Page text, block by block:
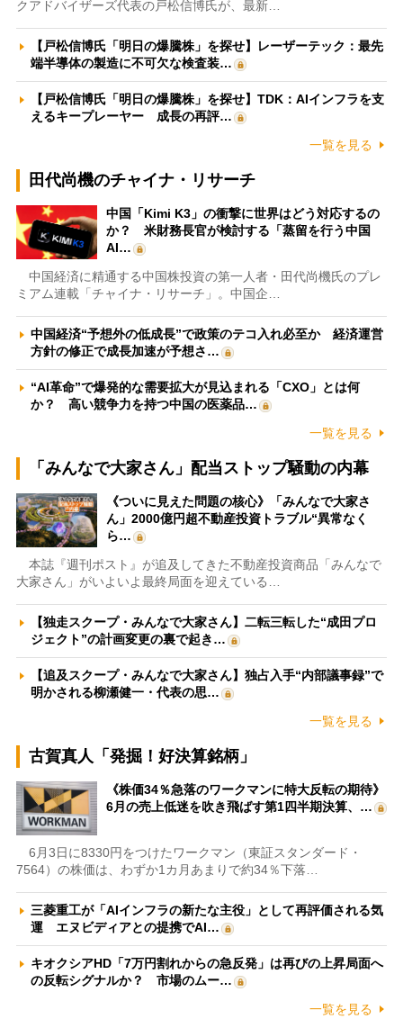
クアドバイザーズ代表の戸松信博氏が、最新…
【戸松信博氏「明日の爆騰株」を探せ】レーザーテック：最先
端半導体の製造に不可欠な検査装…
【戸松信博氏「明日の爆騰株」を探せ】TDK：AIインフラを支
えるキープレーヤー 成長の再評…
一覧を見る
田代尚機のチャイナ・リサーチ
中国「Kimi K3」の衝撃に世界はどう対応するの
か？ 米財務長官が検討する「蒸留を行う中国
AI…
中国経済に精通する中国株投資の第一人者・田代尚機氏のプレ
ミアム連載「チャイナ・リサーチ」。中国企…
中国経済“予想外の低成長”で政策のテコ入れ必至か 経済運営
方針の修正で成長加速が予想さ…
“AI革命”で爆発的な需要拡大が見込まれる「CXO」とは何
か？ 高い競争力を持つ中国の医薬品…
一覧を見る
「みんなで大家さん」配当ストップ騒動の内幕
《ついに見えた問題の核心》「みんなで大家さ
ん」2000億円超不動産投資トラブル“異常なく
ら…
本誌『週刊ポスト』が追及してきた不動産投資商品「みんなで
大家さん」がいよいよ最終局面を迎えている…
【独走スクープ・みんなで大家さん】二転三転した“成田プロ
ジェクト”の計画変更の裏で起き…
【追及スクープ・みんなで大家さん】独占入手“内部議事録”で
明かされる柳瀬健一・代表の思…
一覧を見る
古賀真人「発掘！好決算銘柄」
《株価34％急落のワークマンに特大反転の期待》
6月の売上低迷を吹き飛ばす第1四半期決算、…
6月3日に8330円をつけたワークマン（東証スタンダード・
7564）の株価は、わずか1カ月あまりで約34％下落…
三菱重工が「AIインフラの新たな主役」として再評価される気
運 エヌビディアとの提携でAI…
キオクシアHD「7万円割れからの急反発」は再びの上昇局面へ
の反転シグナルか？ 市場のムー…
一覧を見る